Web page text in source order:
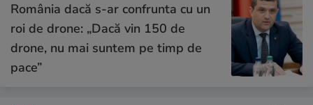
România dacă s-ar confrunta cu un
roi de drone: „Dacă vin 150 de
drone, nu mai suntem pe timp de
pace”